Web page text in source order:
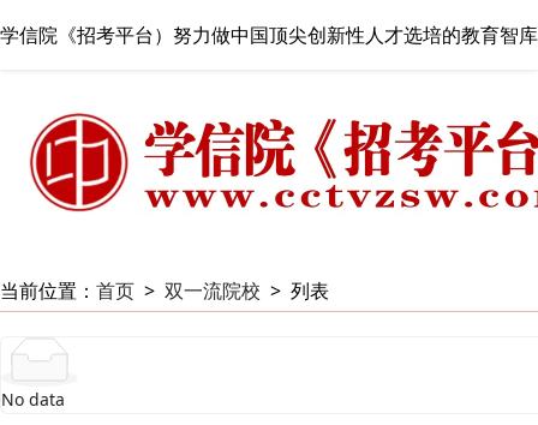
学信院《招考平台）努力做中国顶尖创新性人才选培的教育智库
当前位置： 首页 > 双一流院校 > 列表
No data